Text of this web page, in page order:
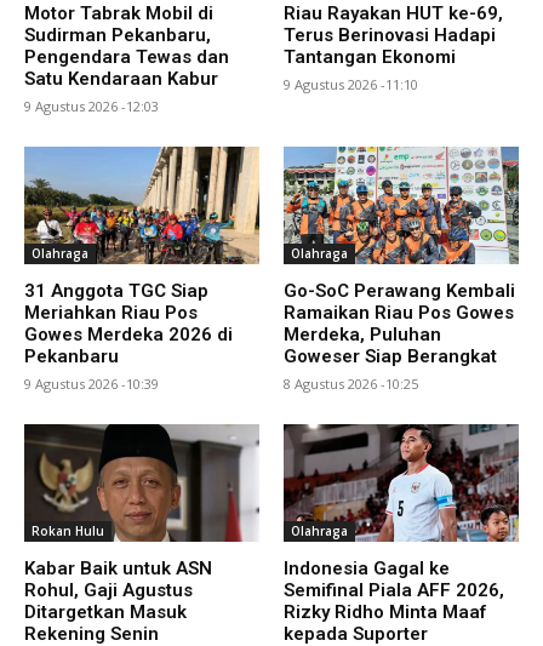
Motor Tabrak Mobil di
Sudirman Pekanbaru,
Pengendara Tewas dan
Satu Kendaraan Kabur
9 Agustus 2026 -12:03
Riau Rayakan HUT ke-69,
Terus Berinovasi Hadapi
Tantangan Ekonomi
9 Agustus 2026 -11:10
Olahraga
31 Anggota TGC Siap
Meriahkan Riau Pos
Gowes Merdeka 2026 di
Pekanbaru
9 Agustus 2026 -10:39
Olahraga
Go-SoC Perawang Kembali
Ramaikan Riau Pos Gowes
Merdeka, Puluhan
Goweser Siap Berangkat
8 Agustus 2026 -10:25
Rokan Hulu
Kabar Baik untuk ASN
Rohul, Gaji Agustus
Ditargetkan Masuk
Rekening Senin
Olahraga
Indonesia Gagal ke
Semifinal Piala AFF 2026,
Rizky Ridho Minta Maaf
kepada Suporter